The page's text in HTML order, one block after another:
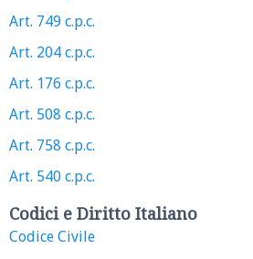
Art. 749 c.p.c.
Art. 204 c.p.c.
Art. 176 c.p.c.
Art. 508 c.p.c.
Art. 758 c.p.c.
Art. 540 c.p.c.
Codici e Diritto Italiano
Codice Civile